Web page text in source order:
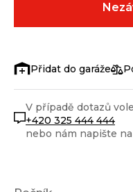
V případě dotazů
+420 325 444 444
nebo nám napište